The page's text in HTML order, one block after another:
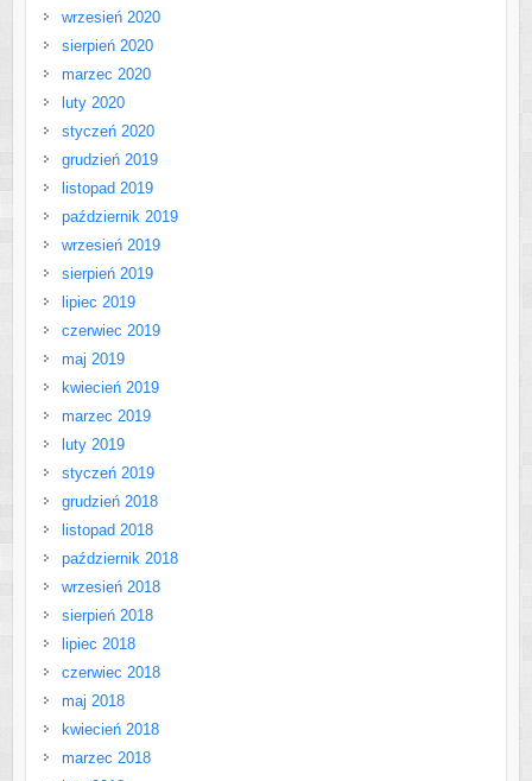
wrzesień 2020
sierpień 2020
marzec 2020
luty 2020
styczeń 2020
grudzień 2019
listopad 2019
październik 2019
wrzesień 2019
sierpień 2019
lipiec 2019
czerwiec 2019
maj 2019
kwiecień 2019
marzec 2019
luty 2019
styczeń 2019
grudzień 2018
listopad 2018
październik 2018
wrzesień 2018
sierpień 2018
lipiec 2018
czerwiec 2018
maj 2018
kwiecień 2018
marzec 2018